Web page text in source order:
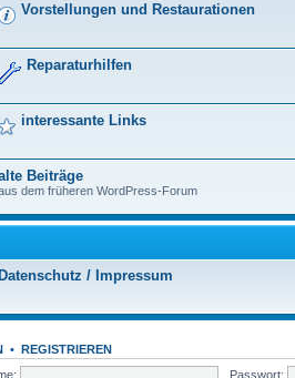
Vorstellungen und Restaurationen
Reparaturhilfen
interessante Links
Beiträge
dem früheren WordPress-Forum
Datenschutz / Impressum
• REGISTRIEREN
Passwort: